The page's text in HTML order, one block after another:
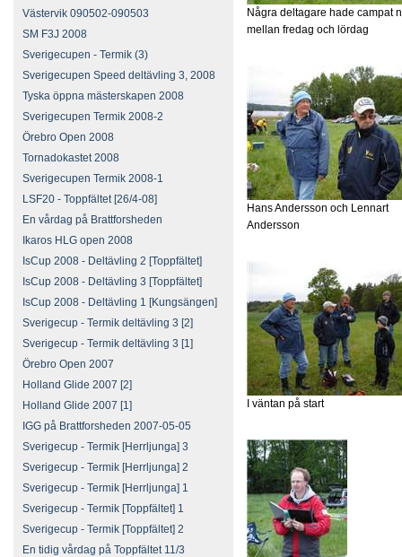
Västervik 090502-090503
SM F3J 2008
Sverigecupen - Termik (3)
Sverigecupen Speed deltävling 3, 2008
Tyska öppna mästerskapen 2008
Sverigecupen Termik 2008-2
Örebro Open 2008
Tornadokastet 2008
Sverigecupen Termik 2008-1
LSF20 - Toppfältet [26/4-08]
En vårdag på Brattforsheden
Ikaros HLG open 2008
IsCup 2008 - Deltävling 2 [Toppfältet]
IsCup 2008 - Deltävling 3 [Toppfältet]
IsCup 2008 - Deltävling 1 [Kungsängen]
Sverigecup - Termik deltävling 3 [2]
Sverigecup - Termik deltävling 3 [1]
Örebro Open 2007
Holland Glide 2007 [2]
Holland Glide 2007 [1]
IGG på Brattforsheden 2007-05-05
Sverigecup - Termik [Herrljunga] 3
Sverigecup - Termik [Herrljunga] 2
Sverigecup - Termik [Herrljunga] 1
Sverigecup - Termik [Toppfältet] 1
Sverigecup - Termik [Toppfältet] 2
En tidig vårdag på Toppfältet 11/3
Några deltagare hade campat
mellan fredag och lördag
Hans Andersson och Lennart
Andersson
I väntan på start